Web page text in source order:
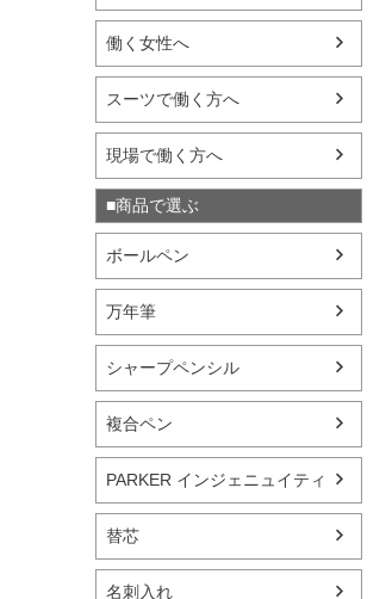
働く女性へ
スーツで働く方へ
現場で働く方へ
■商品で選ぶ
ボールペン
万年筆
シャープペンシル
複合ペン
PARKER インジェニュイティ
替芯
名刺入れ